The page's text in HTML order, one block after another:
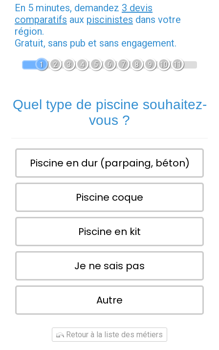
En 5 minutes, demandez 3 devis
comparatifs aux piscinistes dans votre
région.
Gratuit, sans pub et sans engagement.
1 2 3 4 5 6 7 8 9 10 11
Quel type de piscine souhaitez-
vous ?
Piscine en dur (parpaing, béton)
Piscine coque
Piscine en kit
Je ne sais pas
Autre
Retour à la liste des métiers